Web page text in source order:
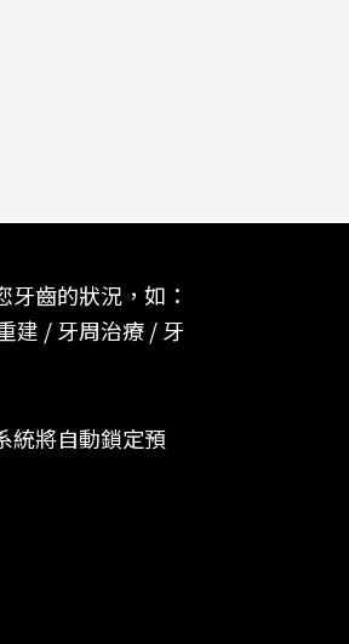
齒的狀況，如：
建 / 牙周治療 / 牙
統將自動鎖定預